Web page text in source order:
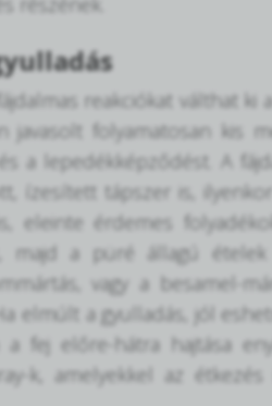
reakciókat válthat ki
folyamatosan kis
a lepedékképződést. A
ízesített tápszer is,
eleinte érdemes
majd a püré állagú
vagy a besamel-
elmúlt a gyulladás, jól
előre-hátra hajtása
k, amelyekkel az